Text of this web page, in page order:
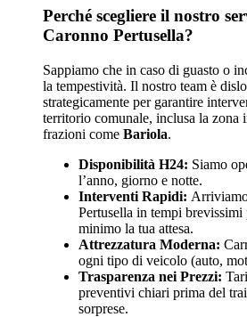
Perché scegliere il nostro
Caronno Pertusella?
Sappiamo che in caso di guasto o
la tempestività. Il nostro team è
strategicamente per garantire
territorio comunale, inclusa la zona
frazioni come Bariola.
Disponibilità H24: Siamo
l’anno, giorno e notte.
Interventi Rapidi:
Pertusella in tempi brevissimi
minimo la tua attesa.
Attrezzatura Moderna:
ogni tipo di veicolo (auto,
Trasparenza nei Prezzi:
preventivi chiari prima del
sorprese.